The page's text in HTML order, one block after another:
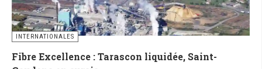
INTERNATIONALES
Fibre Excellence : Tarascon liquidée, Saint-